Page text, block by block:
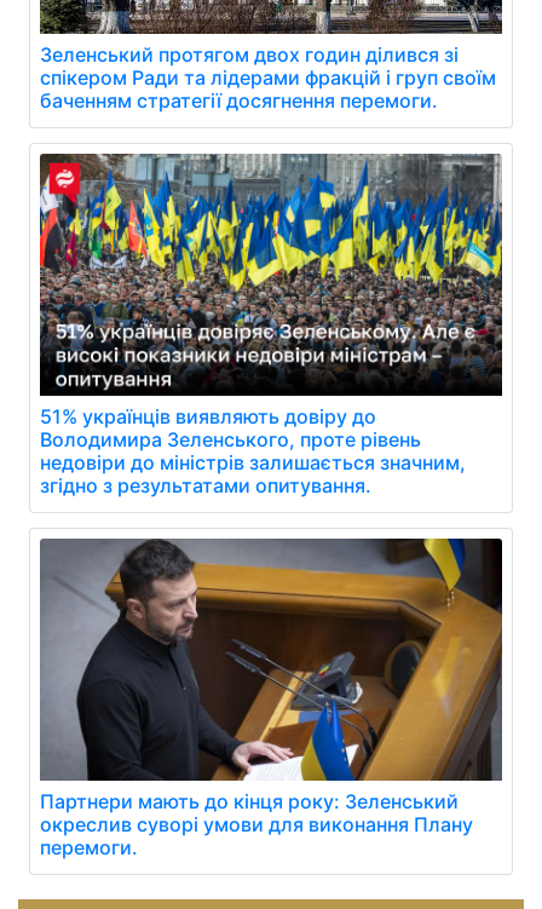
Зеленський протягом двох годин ділився зі
спікером Ради та лідерами фракцій і груп своїм
баченням стратегії досягнення перемоги.
51% українців виявляють довіру до
Володимира Зеленського, проте рівень
недовіри до міністрів залишається значним,
згідно з результатами опитування.
Партнери мають до кінця року: Зеленський
окреслив суворі умови для виконання Плану
перемоги.